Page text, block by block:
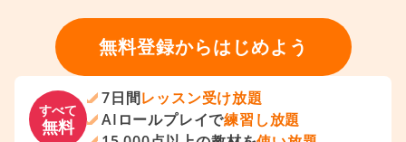
いますので、公式SNSをチェックしてください。